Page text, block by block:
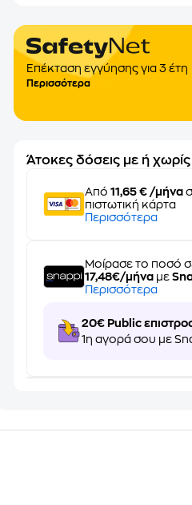
Επέκταση εγγύησης για 3 έτη
Περισσότερα
Άτοκες δόσεις με ή χωρίς
Από11,65 € /μήνα
πιστωτική κάρτα
Περισσότερα
Μοίρασε το ποσό
17,48€/μήνα με
Περισσότερα
20€ Public
1η αγορά σου με